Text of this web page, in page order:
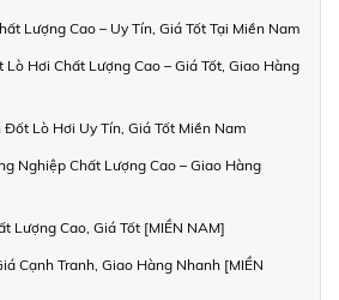
Lượng Cao – Uy Tín, Giá Tốt Tại Miền Nam
Hơi Chất Lượng Cao – Giá Tốt, Giao Hàng
Lò Hơi Uy Tín, Giá Tốt Miền Nam
Nghiệp Chất Lượng Cao – Giao Hàng
Lượng Cao, Giá Tốt [MIỀN NAM]
Cạnh Tranh, Giao Hàng Nhanh [MIỀN